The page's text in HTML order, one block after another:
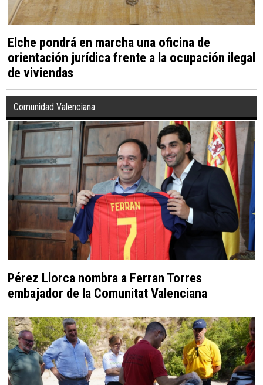
Elche pondrá en marcha una oficina de
orientación jurídica frente a la ocupación ilegal
de viviendas
Comunidad Valenciana
Pérez Llorca nombra a Ferran Torres
embajador de la Comunitat Valenciana